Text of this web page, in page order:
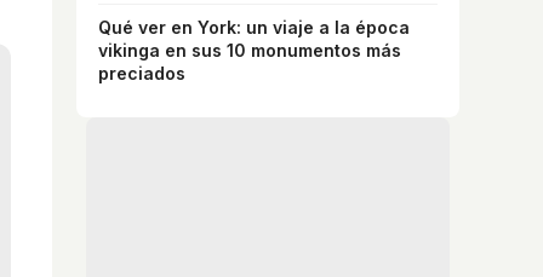
Qué ver en York: un viaje a la época
vikinga en sus 10 monumentos más
preciados